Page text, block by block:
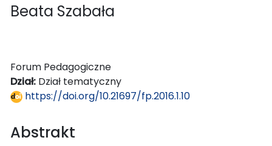
Beata Szabała
Forum Pedagogiczne
Dział: Dział tematyczny
https://doi.org/10.21697/fp.2016.1.10
Abstrakt